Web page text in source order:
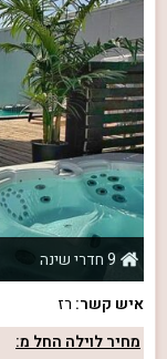
9 חדרי שינה
איש קשר: רז
מחיר לוילה החל מ: